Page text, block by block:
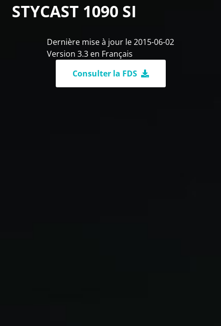
STYCAST 1090 SI
Dernière mise à jour le 2015-06-02
Version 3.3 en Français
Consulter la FDS